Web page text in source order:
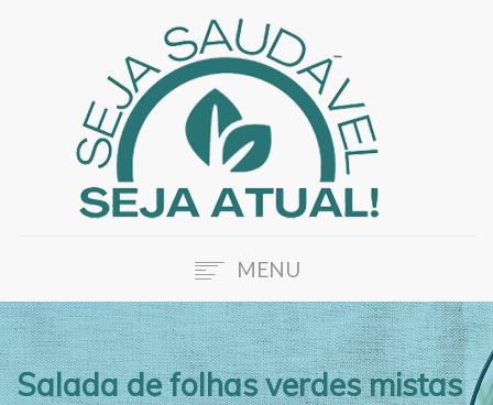
HOME
SOBRE A ATUAL
NOSSOS SERVIÇOS
MENU
Salada de folhas verdes mistas